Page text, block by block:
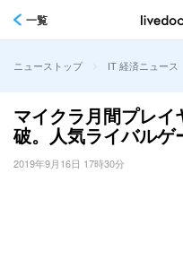
一覧
ニューストップ > IT 経済ニュース
マイクラ月間プレ
破。人気ライバルゲ
2019年9月16日 17時30分